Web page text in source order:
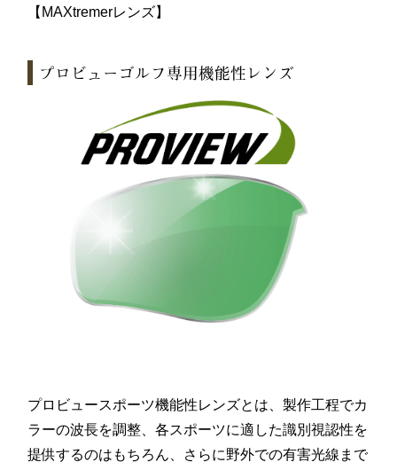
【MAXtremerレンズ】
プロビューゴルフ専用機能性レンズ
プロビュースポーツ機能性レンズとは、製作工程でカ
ラーの波長を調整、各スポーツに適した識別視認性を
提供するのはもちろん、さらに野外での有害光線まで